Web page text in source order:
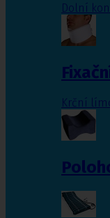
Dolní
Krční